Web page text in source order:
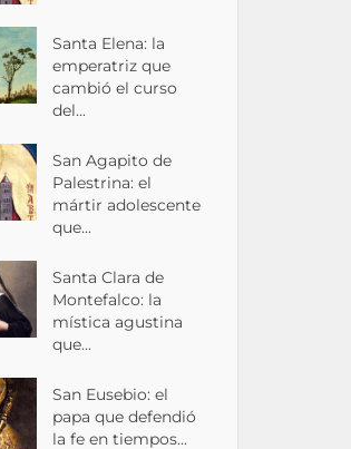
Santa Elena: la
emperatriz que
cambió el curso
del...
San Agapito de
Palestrina: el
mártir adolescente
que...
Santa Clara de
Montefalco: la
mística agustina
que...
San Eusebio: el
papa que defendió
la fe en tiempos...